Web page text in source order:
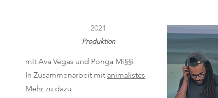
mit Ava Vegas und Ponga Mi§§i
In Zusammenarbeit mit animalistcs
Mehr zu dazu
2021
Produktion